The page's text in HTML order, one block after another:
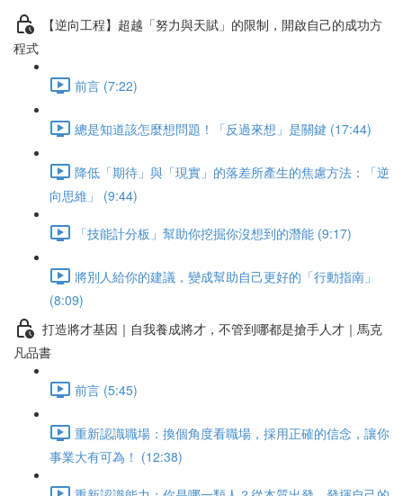
【逆向工程】超越「努力與天賦」的限制，開啟自己的成功方
程式
前言 (7:22)
總是知道該怎麼想問題！「反過來想」是關鍵 (17:44)
降低「期待」與「現實」的落差所產生的焦慮方法：「逆
向思維」 (9:44)
「技能計分板」幫助你挖掘你沒想到的潛能 (9:17)
將別人給你的建議，變成幫助自己更好的「行動指南」
(8:09)
打造將才基因｜自我養成將才，不管到哪都是搶手人才｜馬克
凡品書
前言 (5:45)
重新認識職場：換個角度看職場，採用正確的信念，讓你
事業大有可為！ (12:38)